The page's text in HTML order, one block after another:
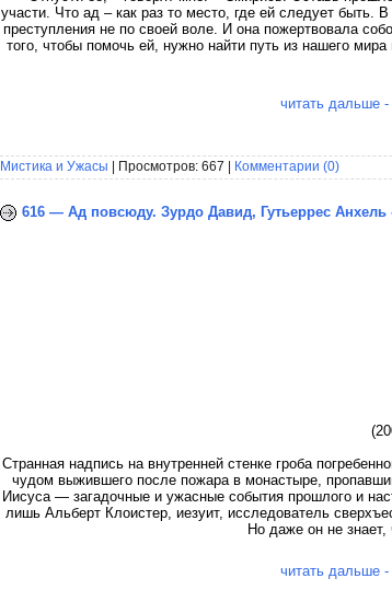
участи. Что ад – как раз то место, где ей следует
преступления не по своей воле. И она пожертвовала
того, чтобы помочь ей, нужно найти путь из нашего
читать дальше -
Мистика и Ужасы | Просмотров: 667 | Комментарии (0)
616 — Ад повсюду. Зурдо Давид, Гутьеррес Анхель
Странная надпись на внутренней стенке гроба
чудом выжившего после пожара в монастыре,
Иисуса — загадочные и ужасные события прошлого и
лишь Альберт Клоистер, иезуит, исследователь
Но даже он не знает,
читать дальше -